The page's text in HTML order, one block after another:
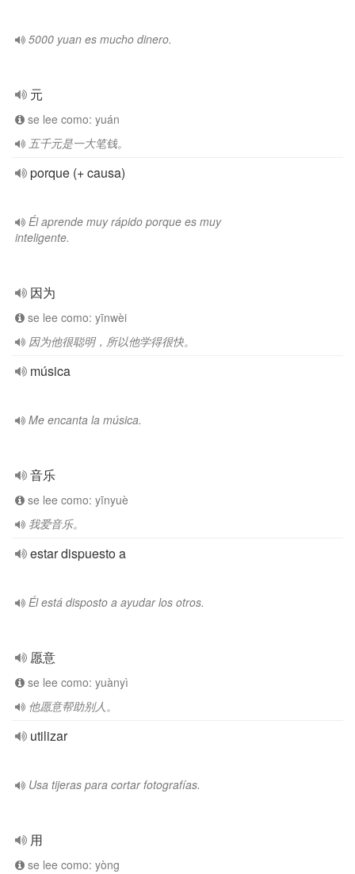
5000 yuan es mucho dinero.
元
se lee como: yuán
五千元是一大笔钱。
porque (+ causa)
Él aprende muy rápido porque es muy
inteligente.
因为
se lee como: yīnwèi
因为他很聪明，所以他学得很快。
música
Me encanta la música.
音乐
se lee como: yīnyuè
我爱音乐。
estar dispuesto a
Él está disposto a ayudar los otros.
愿意
se lee como: yuànyì
他愿意帮助别人。
utilizar
Usa tijeras para cortar fotografías.
用
se lee como: yòng